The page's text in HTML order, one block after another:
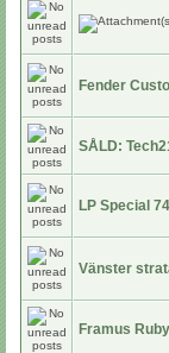
Fender
SÅLD:
LP Special
Vänster
Framus Ruby